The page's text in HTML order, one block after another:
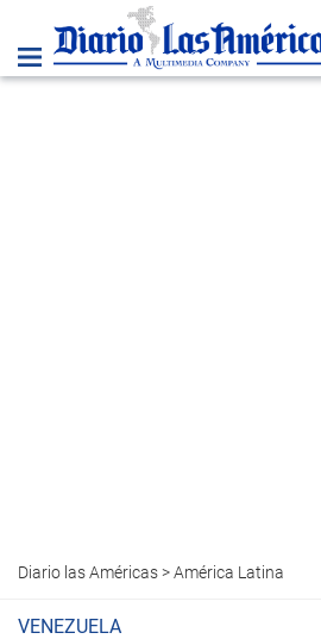
Diario las Américas>América Latina
VENEZUELA